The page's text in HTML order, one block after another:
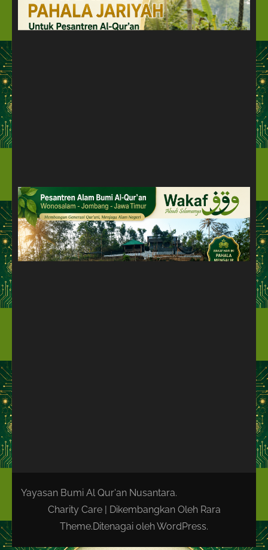
Yayasan Bumi Al Qur'an Nusantara.
Charity Care | Dikembangkan Oleh Rara
Theme.Ditenagai olehWordPress.